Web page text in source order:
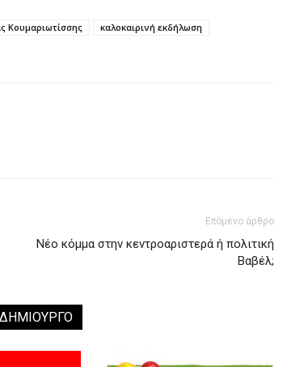
Κουμαριωτίσσης
καλοκαιρινή εκδήλωση
Επόμενο άρθρο
Νέο κόμμα στην κεντροαριστερά ή πολιτική
Βαβέλ;